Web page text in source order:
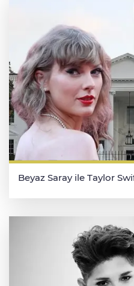
Beyaz Saray ile Taylor